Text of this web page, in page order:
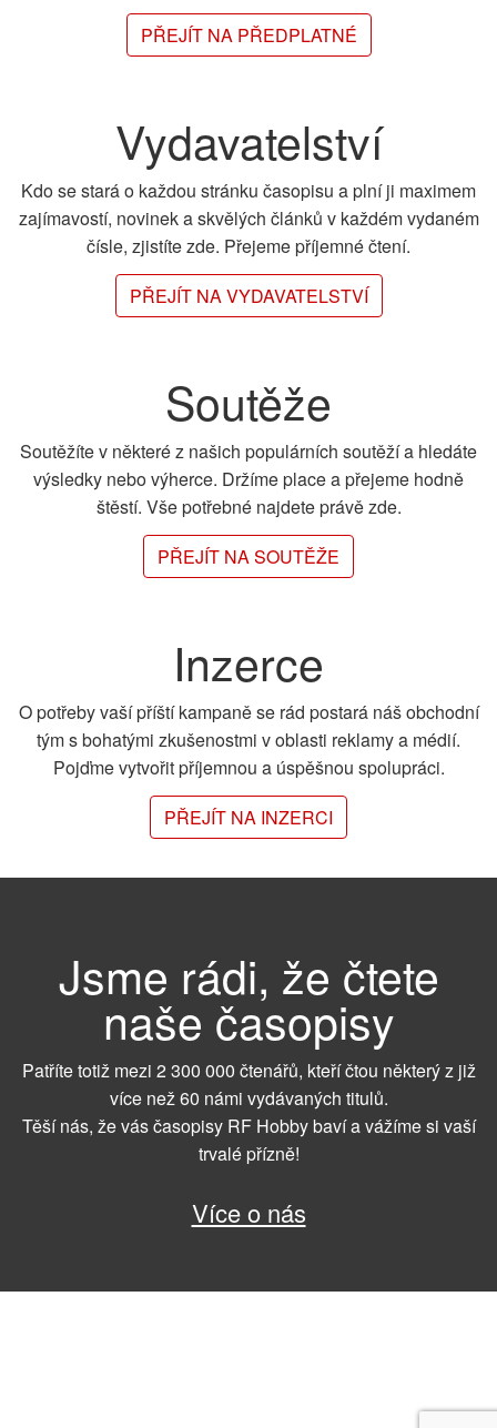
PŘEJÍT NA PŘEDPLATNÉ
Vydavatelství
Kdo se stará o každou stránku časopisu a plní ji maximem
zajímavostí, novinek a skvělých článků v každém vydaném
čísle, zjistíte zde. Přejeme příjemné čtení.
PŘEJÍT NA VYDAVATELSTVÍ
Soutěže
Soutěžíte v některé z našich populárních soutěží a hledáte
výsledky nebo výherce. Držíme place a přejeme hodně
štěstí. Vše potřebné najdete právě zde.
PŘEJÍT NA SOUTĚŽE
Inzerce
O potřeby vaší příští kampaně se rád postará náš obchodní
tým s bohatými zkušenostmi v oblasti reklamy a médií.
Pojďme vytvořit příjemnou a úspěšnou spolupráci.
PŘEJÍT NA INZERCI
Jsme rádi, že čtete
naše časopisy
Patříte totiž mezi 2 300 000 čtenářů, kteří čtou některý z již
více než 60 námi vydávaných titulů.
Těší nás, že vás časopisy RF Hobby baví a vážíme si vaší
trvalé přízně!
Více o nás